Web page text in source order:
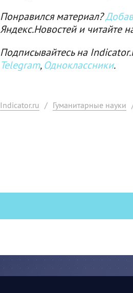
Понравился материал?
Яндекс.Новостей и читайте
Подписывайтесь на
Telegram, Одноклассники.
Indicator.ru / Гуманитарные науки